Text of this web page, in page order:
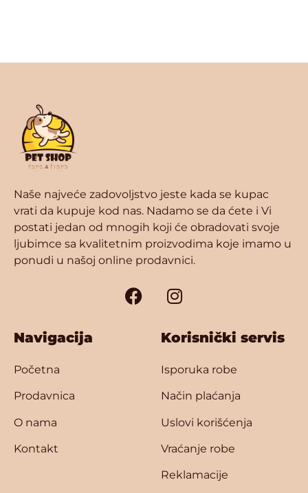
Naše najveće zadovoljstvo jeste kada se kupac
vrati da kupuje kod nas. Nadamo se da ćete i Vi
postati jedan od mnogih koji će obradovati svoje
ljubimce sa kvalitetnim proizvodima koje imamo u
ponudi u našoj online prodavnici.
Navigacija
Početna
Prodavnica
O nama
Kontakt
Korisnički servis
Isporuka robe
Način plaćanja
Uslovi korišćenja
Vraćanje robe
Reklamacije